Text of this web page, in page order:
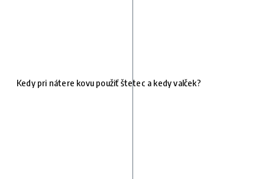
Kedy pri nátere kovu použiť štetec a kedy valček?